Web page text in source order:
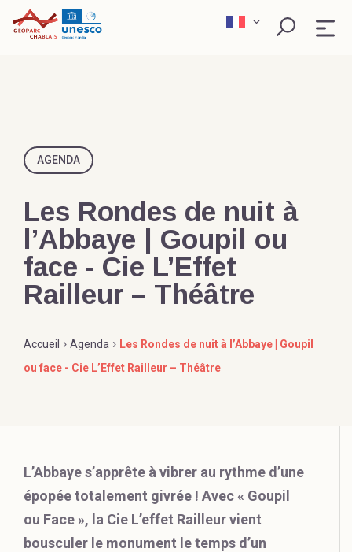
PÉDAGOGIE
SCIENCE ET RECHERCHE
ACTEURS ENGAGÉS
Rechercher
AGENDA
Les Rondes de nuit à
l’Abbaye | Goupil ou
face - Cie L’Effet
Railleur – Théâtre
Accueil › Agenda › Les Rondes de nuit à l’Abbaye | Goupil
ou face - Cie L’Effet Railleur – Théâtre
L’Abbaye s’apprête à vibrer au rythme d’une
épopée totalement givrée ! Avec « Goupil
ou Face », la Cie L’effet Railleur vient
bousculer le monument le temps d’un